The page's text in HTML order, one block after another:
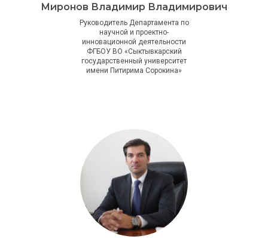
Миронов Владимир Владимирович
Руководитель Департамента по
научной и проектно-
инновационной деятельности
ФГБОУ ВО «Сыктывкарский
государственный университет
имени Питирима Сорокина»